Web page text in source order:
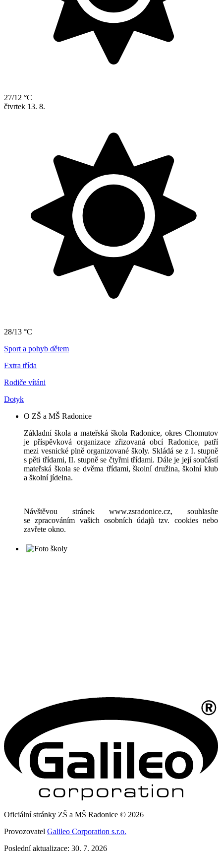
27/12 °C
čtvrtek 13. 8.
28/13 °C
Sport a pohyb dětem
Extra třída
Rodiče vítáni
Dotyk
O ZŠ a MŠ Radonice
Základní škola a mateřská škola Radonice, okres Chomutov
je příspěvková organizace zřizovaná obcí Radonice, patří
mezi vesnické plně organizované školy. Skládá se z I. stupně
s pěti třídami, II. stupně se čtyřmi třídami. Dále je její součástí
mateřská škola se dvěma třídami, školní družina, školní klub
a školní jídelna.
Návštěvou stránek www.zsradonice.cz, souhlasíte
se zpracováním vašich osobních údajů tzv. cookies nebo
zavřete okno.
Oficiální stránky ZŠ a MŠ Radonice © 2026
Provozovatel Galileo Corporation s.r.o.
Poslední aktualizace: 30. 7. 2026